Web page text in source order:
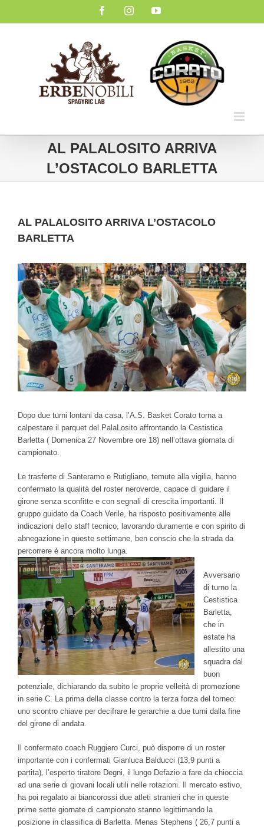
FacebookInstagramYouTube
AL PALALOSITO ARRIVA
L’OSTACOLO BARLETTA
AL PALALOSITO ARRIVA L’OSTACOLO
BARLETTA
Ingrandisci
immagine
Dopo due turni lontani da casa, l’A.S. Basket Corato torna a
calpestare il parquet del PalaLosito affrontando la Cestistica
Barletta ( Domenica 27 Novembre ore 18) nell’ottava giornata di
campionato.
Le trasferte di Santeramo e Rutigliano, temute alla vigilia, hanno
confermato la qualità del roster neroverde, capace di guidare il
girone senza sconfitte e con segnali di crescita importanti. Il
gruppo guidato da Coach Verile, ha risposto positivamente alle
indicazioni dello staff tecnico, lavorando duramente e con spirito di
abnegazione in queste settimane, ben conscio che la strada da
percorrere è ancora molto lunga.
Avversario
di turno la
Cestistica
Barletta,
che in
estate ha
allestito una
squadra dal
buon
potenziale, dichiarando da subito le proprie velleità di promozione
in serie C. La prima della classe contro la terza forza del torneo:
uno scontro chiave per decifrare le gerarchie a due turni dalla fine
del girone di andata.
Il confermato coach Ruggiero Curci, può disporre di un roster
importante con i confermati Gianluca Balducci (13,9 punti a
partita), l’esperto tiratore Degni, il lungo Defazio a fare da chioccia
ad una serie di giovani locali utili nelle rotazioni. Il mercato estivo,
ha poi regalato ai biancorossi due atleti stranieri che in queste
prime sette giornate di campionato stanno legittimando la
posizione in classifica di Barletta. Menas Stephens ( 26,7 punti a